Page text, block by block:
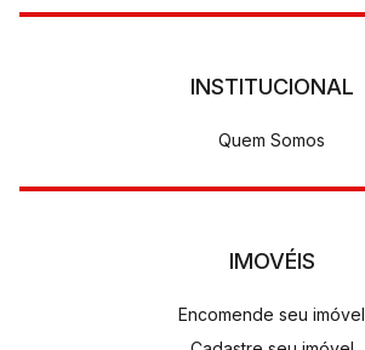
INSTITUCIONAL
Quem Somos
IMOVÉIS
Encomende seu imóvel